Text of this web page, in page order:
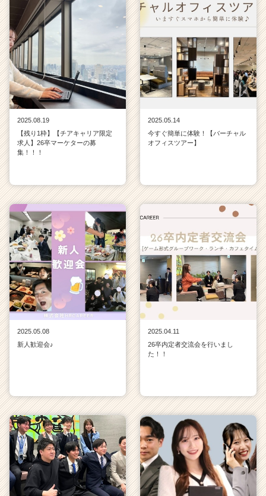
2025.08.19
【残り1枠】【チアキャリア限定
求人】26卒マーケターの募
集！！！
2025.05.14
今すぐ簡単に体験！【バーチャル
オフィスツアー】
2025.05.08
新人歓迎会♪
2025.04.11
26卒内定者交流会を行いまし
た！！